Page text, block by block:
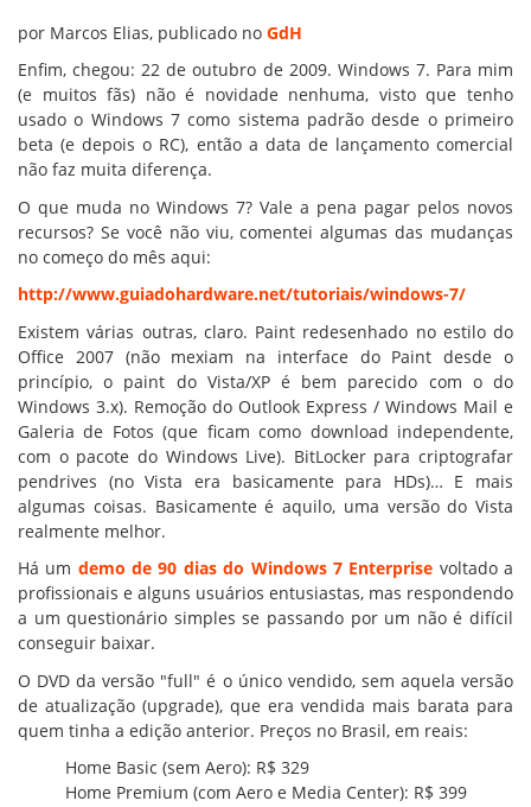
por Marcos Elias, publicado no GdH
Enfim, chegou: 22 de outubro de 2009. Windows 7. Para mim
(e muitos fãs) não é novidade nenhuma, visto que tenho
usado o Windows 7 como sistema padrão desde o primeiro
beta (e depois o RC), então a data de lançamento comercial
não faz muita diferença.
O que muda no Windows 7? Vale a pena pagar pelos novos
recursos? Se você não viu, comentei algumas das mudanças
no começo do mês aqui:
http://www.guiadohardware.net/tutoriais/windows-7/
Existem várias outras, claro. Paint redesenhado no estilo do
Office 2007 (não mexiam na interface do Paint desde o
princípio, o paint do Vista/XP é bem parecido com o do
Windows 3.x). Remoção do Outlook Express / Windows Mail e
Galeria de Fotos (que ficam como download independente,
com o pacote do Windows Live). BitLocker para criptografar
pendrives (no Vista era basicamente para HDs)… E mais
algumas coisas. Basicamente é aquilo, uma versão do Vista
realmente melhor.
Há um demo de 90 dias do Windows 7 Enterprise voltado a
profissionais e alguns usuários entusiastas, mas respondendo
a um questionário simples se passando por um não é difícil
conseguir baixar.
O DVD da versão "full" é o único vendido, sem aquela versão
de atualização (upgrade), que era vendida mais barata para
quem tinha a edição anterior. Preços no Brasil, em reais:
Home Basic (sem Aero): R$ 329
Home Premium (com Aero e Media Center): R$ 399